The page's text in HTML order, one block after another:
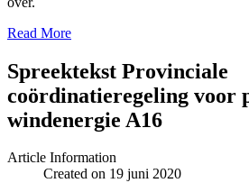
Read More
Spreektekst Provinciale
coördinatieregeling voor
windenergie A16
Article Information
Created on 19 juni 2020